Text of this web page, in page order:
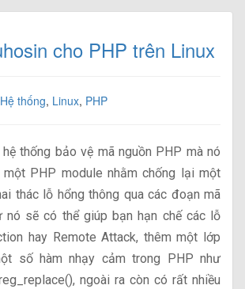
cho PHP trên Linux
Hệ thống, Linux, PHP
thống bảo vệ mã nguồn PHP mà nó
PHP module nhằm chống lại một
thác lỗ hổng thông qua các đoạn mã
nó sẽ có thể giúp bạn hạn chế các lỗ
hay Remote Attack, thêm một lớp
số hàm nhạy cảm trong PHP như
ngoài ra còn có rất nhiều